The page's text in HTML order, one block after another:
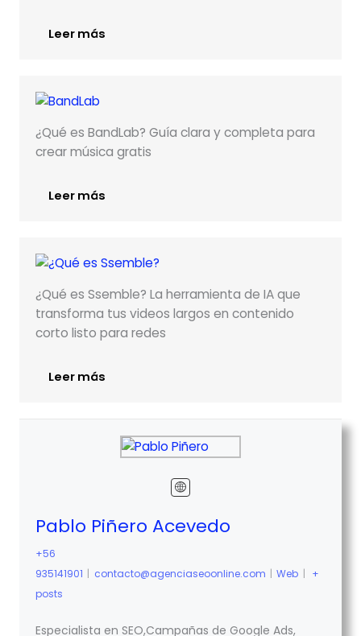
Leer más
¿Qué es BandLab? Guía clara y completa para
crear música gratis
Leer más
¿Qué es Ssemble? La herramienta de IA que
transforma tus videos largos en contenido
corto listo para redes
Leer más
Pablo Piñero Acevedo
+56
935141901 | contacto@agenciaseoonline.com | Web | +
posts
Especialista en SEO,Campañas de Google Ads,